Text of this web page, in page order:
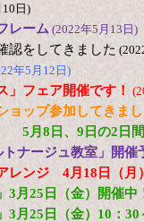
10日)
レーム (2022年5月13日)
認をしてきました
年5月12日)
」フェア開催です！
ョップ参加してきま
月8日、9日の2日間
ナージュ教室」開催
レンジ 4月18日（月
3月25日（金）開催中
3月25日（金）10：